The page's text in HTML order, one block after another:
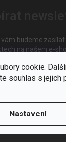
cookie.
souhlas s jejich
Nastavení
budeme
na našem e-
E-mail
spodmínkami
údajů